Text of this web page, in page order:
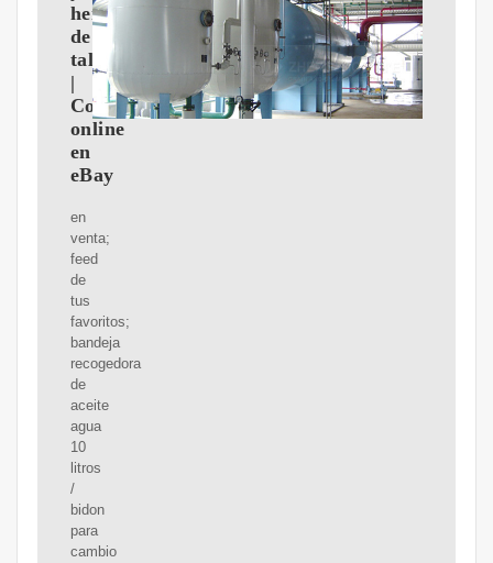
herramientas
de
taller
|
Compra
online
en
eBay
en
venta;
feed
de
tus
favoritos;
bandeja
recogedora
de
aceite
agua
10
litros
/
bidon
para
cambio